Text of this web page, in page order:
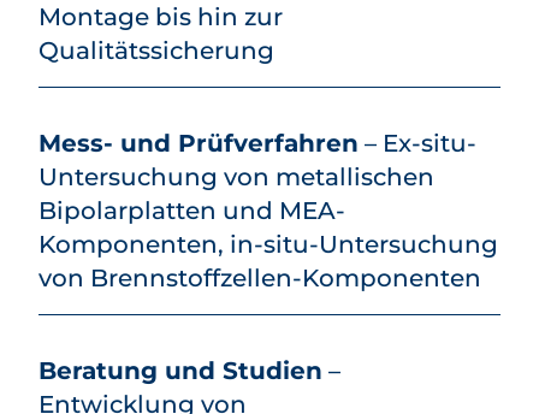
Montage bis hin zur
Qualitätssicherung
Mess- und Prüfverfahren – Ex-situ-
Untersuchung von metallischen
Bipolarplatten und MEA-
Komponenten, in-situ-Untersuchung
von Brennstoffzellen-Komponenten
Beratung und Studien –
Entwicklung von